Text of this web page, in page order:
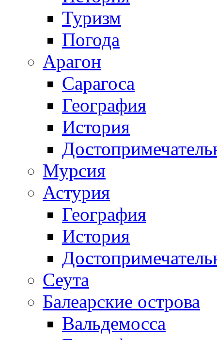
Туризм
Погода
Арагон
Сарагоса
География
История
Мурсия
Астурия
География
История
Сеута
Балеарские острова
Вальдемосса